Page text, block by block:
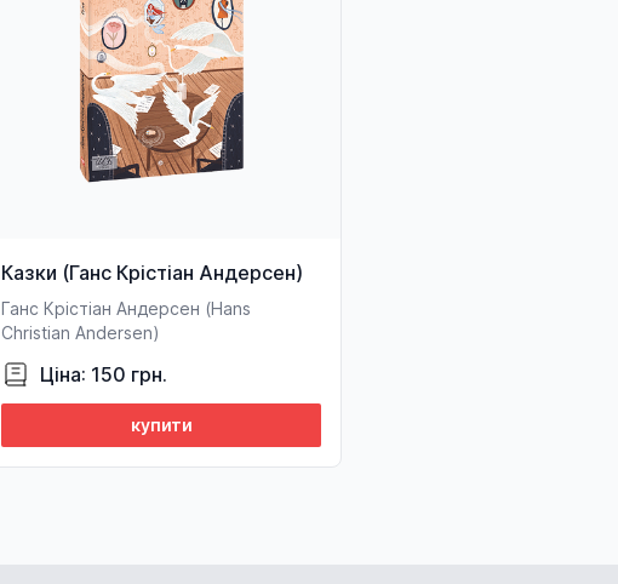
Казки (Ганс Крістіан Андерсен)
Ганс Крістіан Андерсен (Hans
Christian Andersen)
Ціна: 150 грн.
купити